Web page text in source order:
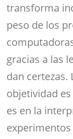
transforma
peso de los
gracias a las
dan certezas.
objetividad
es en la